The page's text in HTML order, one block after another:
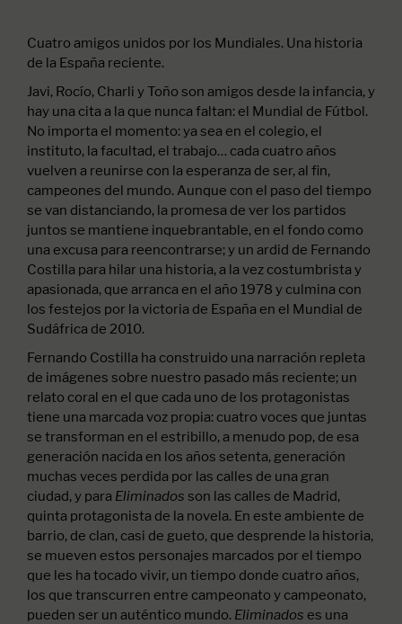
Cuatro amigos unidos por los Mundiales. Una historia
de la España reciente.
Javi, Rocío, Charli y Toño son amigos desde la infancia, y
hay una cita a la que nunca faltan: el Mundial de Fútbol.
No importa el momento: ya sea en el colegio, el
instituto, la facultad, el trabajo… cada cuatro años
vuelven a reunirse con la esperanza de ser, al fin,
campeones del mundo. Aunque con el paso del tiempo
se van distanciando, la promesa de ver los partidos
juntos se mantiene inquebrantable, en el fondo como
una excusa para reencontrarse; y un ardid de Fernando
Costilla para hilar una historia, a la vez costumbrista y
apasionada, que arranca en el año 1978 y culmina con
los festejos por la victoria de España en el Mundial de
Sudáfrica de 2010.
Fernando Costilla ha construido una narración repleta
de imágenes sobre nuestro pasado más reciente; un
relato coral en el que cada uno de los protagonistas
tiene una marcada voz propia: cuatro voces que juntas
se transforman en el estribillo, a menudo pop, de esa
generación nacida en los años setenta, generación
muchas veces perdida por las calles de una gran
ciudad, y para Eliminados son las calles de Madrid,
quinta protagonista de la novela. En este ambiente de
barrio, de clan, casi de gueto, que desprende la historia,
se mueven estos personajes marcados por el tiempo
que les ha tocado vivir, un tiempo donde cuatro años,
los que transcurren entre campeonato y campeonato,
pueden ser un auténtico mundo. Eliminados es una